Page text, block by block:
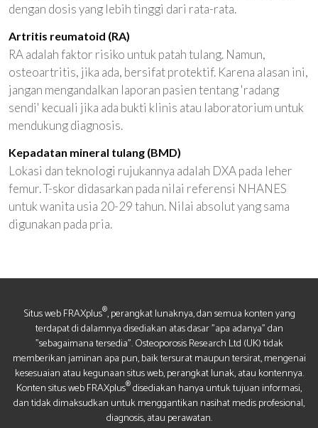
dengan dosis yang lebih tinggi dari rata-rata.
Artritis reumatoid (RA)
RA adalah faktor risiko untuk patah tulang. Namun,
osteoartritis, jika ada, bersifat protektif. Karena alasan ini,
jangan mengandalkan laporan pasien tentang 'radang
sendi' kecuali jika ada bukti klinis atau laboratorium untuk
mendukung diagnosis.
Kepadatan mineral tulang (BMD)
Lokasi dan teknologi rujukannya adalah DXA pada leher
femur. T-skor didasarkan pada nilai referensi NHANES
untuk wanita usia 20-29 tahun. Nilai absolut yang sama
digunakan pada pria.
Situs web FRAXplus®, perangkat lunaknya, dan semua konten yang
terdapat di dalamnya disediakan atas dasar "apa adanya" dan
"sebagaimana tersedia". Osteoporosis Research Ltd (UK) tidak
memberikan jaminan apa pun, baik tersurat maupun tersirat, mengenai
kesesuaian atau kegunaan situs web, perangkat lunak, atau kontennya.
Konten situs web FRAXplus®disediakan hanya untuk tujuan informasi,
dan tidak dimaksudkan untuk menggantikan nasihat medis profesional,
diagnosis, atau perawatan.